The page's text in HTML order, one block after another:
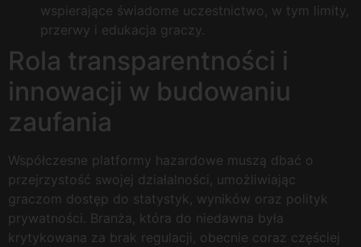
wspierające świadome uczestnictwo, w tym limity,
przerwy i edukacja graczy.
Rola transparentności i
innowacji w budowaniu
zaufania
Współczesne platformy hazardowe muszą dbać o
przejrzystość swojej działalności, umożliwiając
graczom dostęp do statystyk, wyników oraz polityk
prywatności. Branża, która do niedawna była
krytykowana za brak regulacji, obecnie coraz częściej